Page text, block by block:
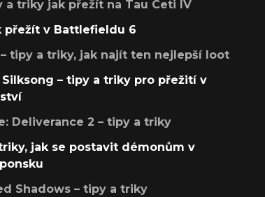
a triky jak přežít na Tau Ceti IV
přežít v Battlefieldu 6
tipy a triky, jak najít ten nejlepší loot
– tipy a triky pro přežití v
Deliverance 2 – tipy a triky
jak se postavit démonům v
Shadows – tipy a triky